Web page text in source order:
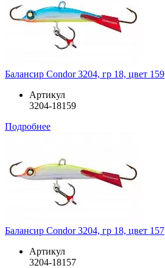
Балансир Condor 3204, гр 18, цвет 159
Артикул
3204-18159
Подробнее
Балансир Condor 3204, гр 18, цвет 157
Артикул
3204-18157